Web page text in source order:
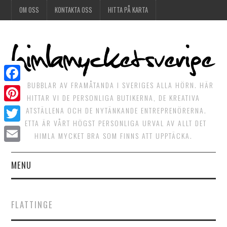
OM OSS KONTAKTA OSS HITTA PÅ KARTA
DET BUBBLAR AV FRAMÅTANDA I SVERIGES ALLA HÖRN. HÄR
HITTAR VI DE PERSONLIGA BUTIKERNA, DE KREATIVA
MATSTÄLLENA OCH DE NYTÄNKANDE ENTREPRENÖRERNA.
DETTA ÄR VÅRT HÖGST PERSONLIGA URVAL AV ALLT DET
HIMLA MYCKET BRA SOM FINNS ATT UPPTÄCKA.
MENU
HIMLAGRÖNT
FLATTINGE
Facebook
Pinterest
Twitter
Email